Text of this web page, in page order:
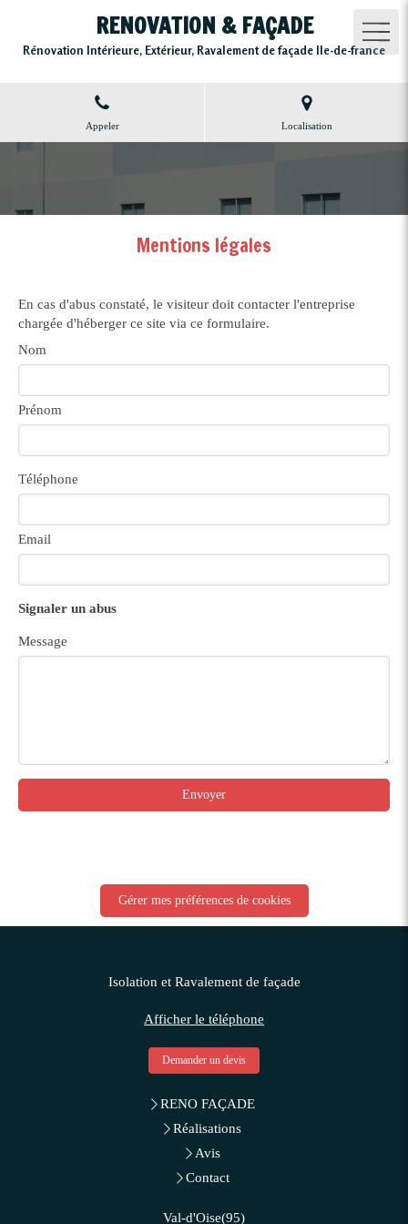
RENOVATION & FAÇADE
Rénovation Intérieure, Extérieur, Ravalement de façade Ile-de-france
Appeler Localisation
Mentions légales
En cas d'abus constaté, le visiteur doit contacter l'entreprise
chargée d'héberger ce site via ce formulaire.
Nom
Prénom
Téléphone
Email
Signaler un abus
Message
Envoyer
Gérer mes préférences de cookies
Isolation et Ravalement de façade
Afficher le téléphone
Demander un devis
RENO FAÇADE
Réalisations
Avis
Contact
Val-d'Oise(95)